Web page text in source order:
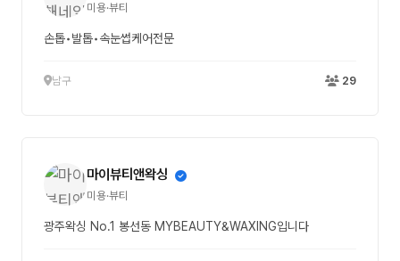
미용·뷰티
손톱•발톱•속눈썹케어전문
남구 29
마이뷰티앤왁싱
미용·뷰티
광주왁싱 No.1 봉선동 MYBEAUTY&WAXING입니다